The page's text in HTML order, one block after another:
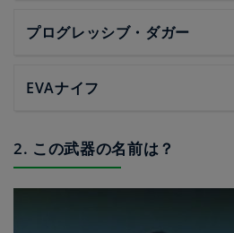
プログレッシブ・ダガー
EVAナイフ
2. この武器の名前は？